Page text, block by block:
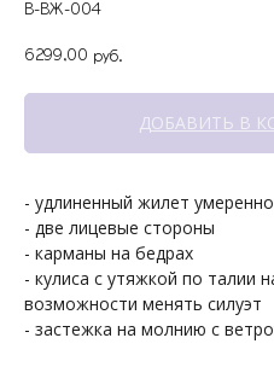
В-ВЖ-004
6299,00 руб.
ДОБАВИТЬ В
- удлиненный жилет
- две лицевые стороны
- карманы на бедрах
- кулиса с утяжкой по талии
возможности менять силуэт
- застежка на молнию с
WhatsApp